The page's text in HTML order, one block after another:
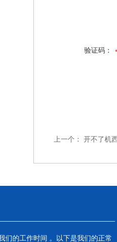
验证码：
上一个： 开不了机
们的工作时间 。以下是我们的正常